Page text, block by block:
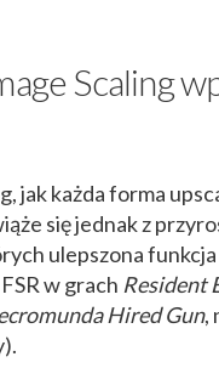
Scaling
jak każda forma
się jednak z
ulepszona
w grach Resident
Hired Gun,